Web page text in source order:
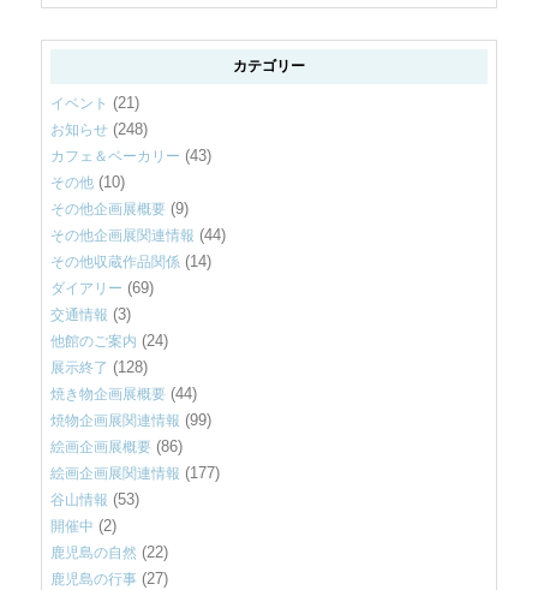
カテゴリー
イベント (21)
お知らせ (248)
カフェ＆ベーカリー (43)
その他 (10)
その他企画展概要 (9)
その他企画展関連情報 (44)
その他収蔵作品関係 (14)
ダイアリー (69)
交通情報 (3)
他館のご案内 (24)
展示終了 (128)
焼き物企画展概要 (44)
焼物企画展関連情報 (99)
絵画企画展概要 (86)
絵画企画展関連情報 (177)
谷山情報 (53)
開催中 (2)
鹿児島の自然 (22)
鹿児島の行事 (27)